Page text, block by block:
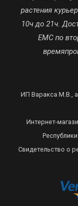
растения
10ч до 21ч.
ЕМС по
ИП Варакса М.В.,
Интернет-
Свидетельство о